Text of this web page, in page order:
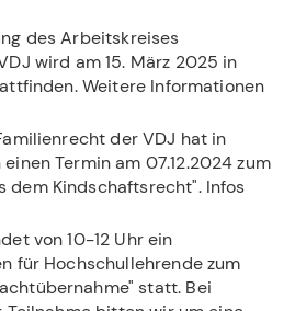
des Arbeitskreises
wird am 15. März 2025 in
Weitere Informationen
der VDJ hat in
Termin am 07.12.2024 zum
dem Kindschaftsrecht". Infos
von 10-12 Uhr ein
für Hochschullehrende zum
statt. Bei